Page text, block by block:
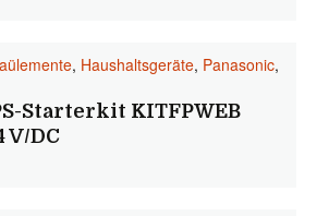
, Haushaltsgeräte, Panasonic,
Starterkit KITFPWEB
V/DC